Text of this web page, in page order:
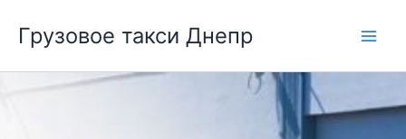
содержимому
Грузовое такси Днепр